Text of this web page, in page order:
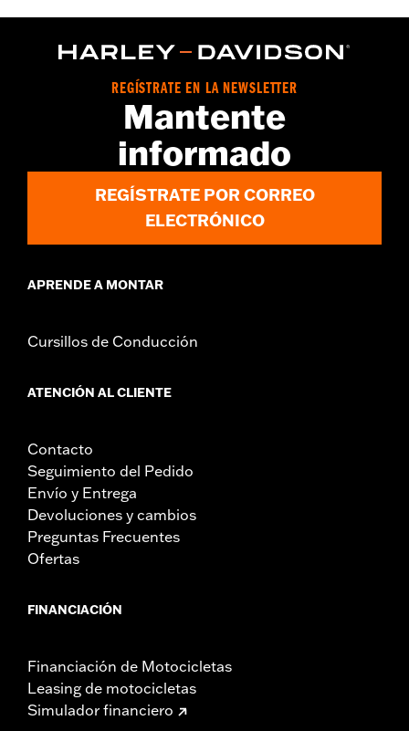
Se vende por unidades:Cada una
These Screamin’ Eagle® products are 50-State U.S. EPA
compliant for sale and use on all applicable vehicles,
including those that are pollution controlled. See Genuine
Motor Parts and Accessories or Screamin’ Eagle
Accessories catalog for fitment information. Screamin’
experienced rider only.
REGÍSTRATE EN LA NEWSLETTER
Mantente
informado
REGÍSTRATE POR CORREO
ELECTRÓNICO
APRENDE A MONTAR
Cursillos de Conducción
ATENCIÓN AL CLIENTE
Contacto
Seguimiento del Pedido
Envío y Entrega
Devoluciones y cambios
Preguntas Frecuentes
Ofertas
FINANCIACIÓN
Financiación de Motocicletas
Leasing de motocicletas
Simulador financiero